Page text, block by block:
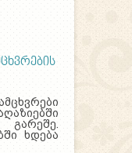
ხდება